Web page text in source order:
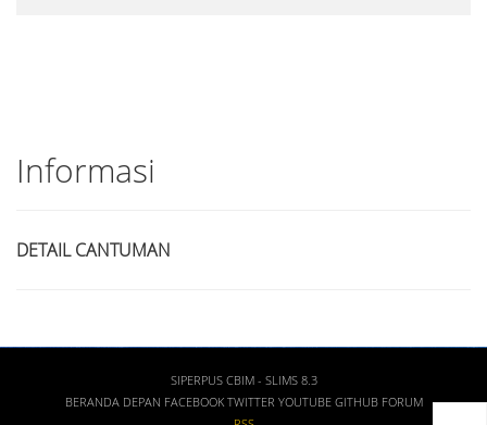
Informasi
DETAIL CANTUMAN
SIPERPUS CBIM - SLIMS 8.3
BERANDA DEPAN FACEBOOK TWITTER YOUTUBE GITHUB FORUM